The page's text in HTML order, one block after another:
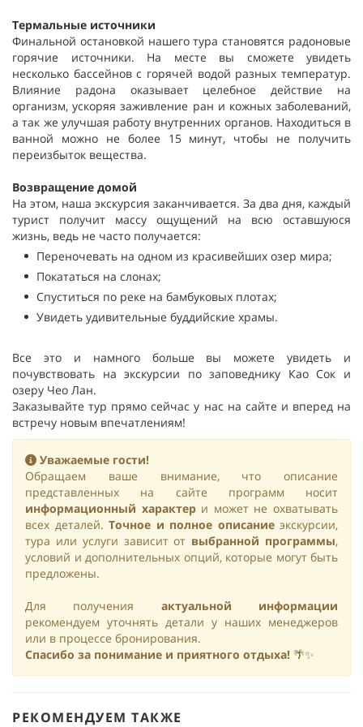
Термальные источники
Финальной остановкой нашего тура становятся радоновые
горячие источники. На месте вы сможете увидеть
несколько бассейнов с горячей водой разных температур.
Влияние радона оказывает целебное действие на
организм, ускоряя заживление ран и кожных заболеваний,
а так же улучшая работу внутренних органов. Находиться в
ванной можно не более 15 минут, чтобы не получить
переизбыток вещества.
Возвращение домой
На этом, наша экскурсия заканчивается. За два дня, каждый
турист получит массу ощущений на всю оставшуюся
жизнь, ведь не часто получается:
Переночевать на одном из красивейших озер мира;
Покататься на слонах;
Спуститься по реке на бамбуковых плотах;
Увидеть удивительные буддийские храмы.
Все это и намного больше вы можете увидеть и
почувствовать на экскурсии по заповеднику Као Сок и
озеру Чео Лан.
Заказывайте тур прямо сейчас у нас на сайте и вперед на
встречу новым впечатлениям!
Уважаемые гости!
Обращаем ваше внимание, что описание
представленных на сайте программ носит
информационный характери может не охватывать
всех деталей. Точное и полное описаниеэкскурсии,
тура или услуги зависит от выбранной программы,
условий и дополнительных опций, которые могут быть
предложены.
Для получения актуальной информации
рекомендуем уточнять детали у наших менеджеров
или в процессе бронирования.
Спасибо за понимание и приятного отдыха! 🌴✨
РЕКОМЕНДУЕМ ТАКЖЕ